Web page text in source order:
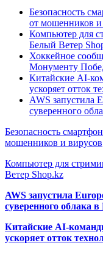
Безопасность
от мошенников и
Компьютер для
Белый Ветер
Хоккейное
Монументу
Китайские AI-
ускоряет отток
AWS запустила
суверенного
Безопасность
мошенников и вирусов
Компьютер для
Ветер Shop.kz
AWS запустила
суверенного облака
Китайские AI-
ускоряет отток